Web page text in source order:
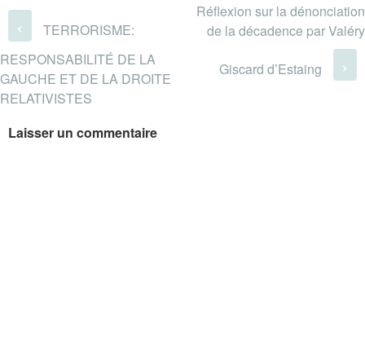
Post navigation
‹
TERRORISME:
RESPONSABILITÉ DE LA
GAUCHE ET DE LA DROITE
RELATIVISTES
Réflexion sur la dénonciation
de la décadence par Valéry
Giscard d’Estaing ›
Laisser un commentaire